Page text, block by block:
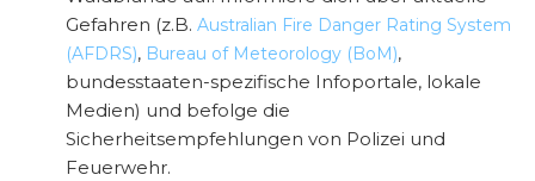
Gefahren (z.B. Australian Fire Danger Rating System
(AFDRS), Bureau of Meteorology (BoM),
bundesstaaten-spezifische Infoportale, lokale
Medien) und befolge die
Sicherheitsempfehlungen von Polizei und
Feuerwehr.